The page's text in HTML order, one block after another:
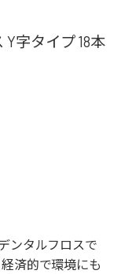
字タイプ 18本
ンタルフロスで
済的で環境にも